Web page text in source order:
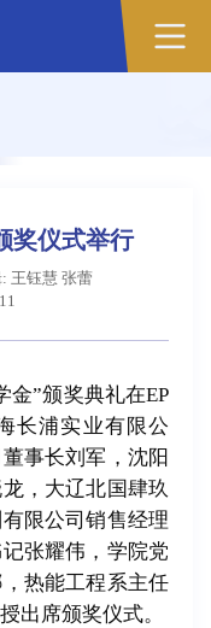
奖仪式举行
王钰慧 张蕾
金”颁奖典礼在EP
长浦实业有限公
事长刘军，沈阳
，大辽北国肆玖
限公司销售经理
张耀伟，学院党
热能工程系主任
出席颁奖仪式。